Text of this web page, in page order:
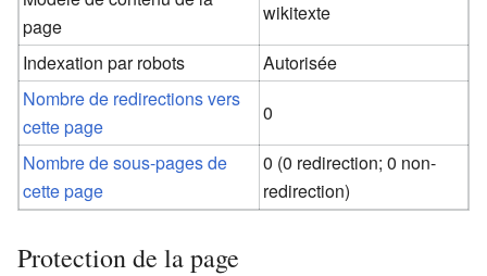
page
wikitexte
Indexation par robots
Autorisée
Nombre de redirections vers
cette page
0
Nombre de sous-pages de
cette page
0 (0 redirection; 0 non-
redirection)
Protection de la page